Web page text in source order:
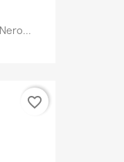
favorite_border